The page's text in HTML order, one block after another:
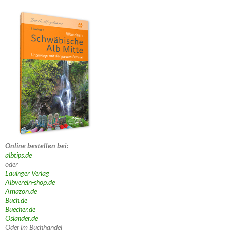
Online bestellen bei:
albtips.de
oder
Lauinger Verlag
Albverein-shop.de
Amazon.de
Buch.de
Buecher.de
Osiander.de
Oder im Buchhandel